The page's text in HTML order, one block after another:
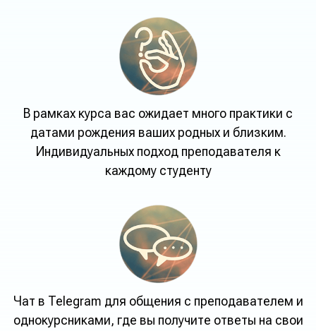
В рамках курса вас ожидает много практики с
датами рождения ваших родных и близким.
Индивидуальных подход преподавателя к
каждому студенту
Чат в Telegram для общения с преподавателем и
однокурсниками, где вы получите ответы на свои